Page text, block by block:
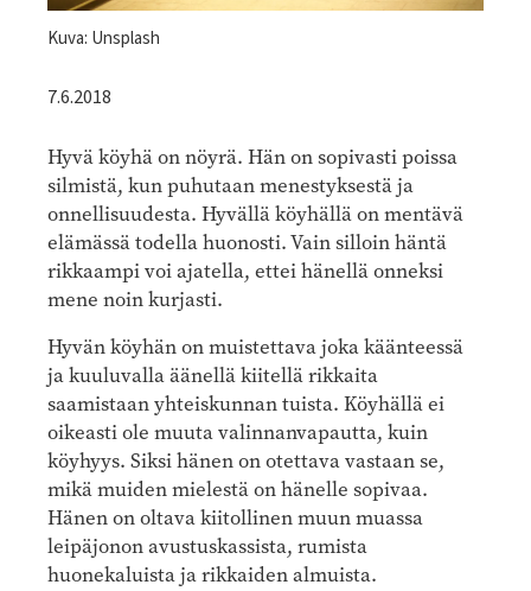
Kuvateksti
Kuva: Unsplash
7.6.2018
Hyvä köyhä on nöyrä. Hän on sopivasti poissa
silmistä, kun puhutaan menestyksestä ja
onnellisuudesta. Hyvällä köyhällä on mentävä
elämässä todella huonosti. Vain silloin häntä
rikkaampi voi ajatella, ettei hänellä onneksi
mene noin kurjasti.
Hyvän köyhän on muistettava joka käänteessä
ja kuuluvalla äänellä kiitellä rikkaita
saamistaan yhteiskunnan tuista. Köyhällä ei
oikeasti ole muuta valinnanvapautta, kuin
köyhyys. Siksi hänen on otettava vastaan se,
mikä muiden mielestä on hänelle sopivaa.
Hänen on oltava kiitollinen muun muassa
leipäjonon avustuskassista, rumista
huonekaluista ja rikkaiden almuista.